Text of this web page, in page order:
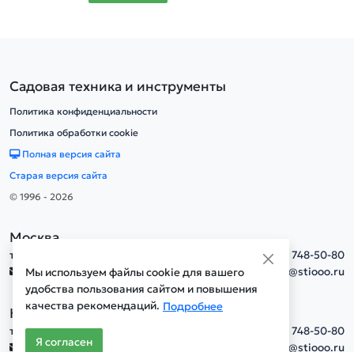
Мы используем файлы cookie для вашего
удобства пользования сайтом и повышения
качества рекомендаций. Подробнее
Я согласен
Садовая техника и инструменты
Политика конфиденциальности
Политика обработки cookie
Полная версия сайта
Старая версия сайта
© 1996 - 2026
Москва
тел.
+7(495) 748-50-80
info@stiooo.ru
Новосибирск
тел.
+7(495) 748-50-80
info@stiooo.ru